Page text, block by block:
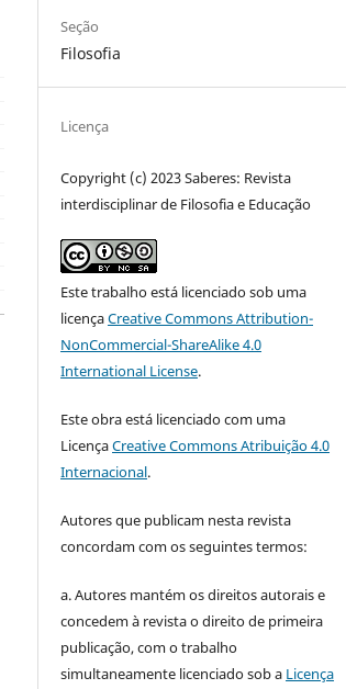
Seção
Filosofia
Licença
Copyright (c) 2023 Saberes: Revista
interdisciplinar de Filosofia e Educação
Este trabalho está licenciado sob uma
licençaCreative Commons Attribution-
NonCommercial-ShareAlike 4.0
International License.
Este obra está licenciado com uma
LicençaCreative Commons Atribuição 4.0
Internacional.
Autores que publicam nesta revista
concordam com os seguintes termos:
a. Autores mantém os direitos autorais e
concedem à revista o direito de primeira
publicação, com o trabalho
simultaneamente licenciado sob a Licença